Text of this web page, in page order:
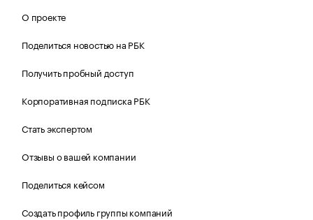
О проекте
Поделиться новостью на РБК
Получить пробный доступ
Корпоративная подписка РБК
Стать экспертом
Отзывы о вашей компании
Поделиться кейсом
Создать профиль группы компаний